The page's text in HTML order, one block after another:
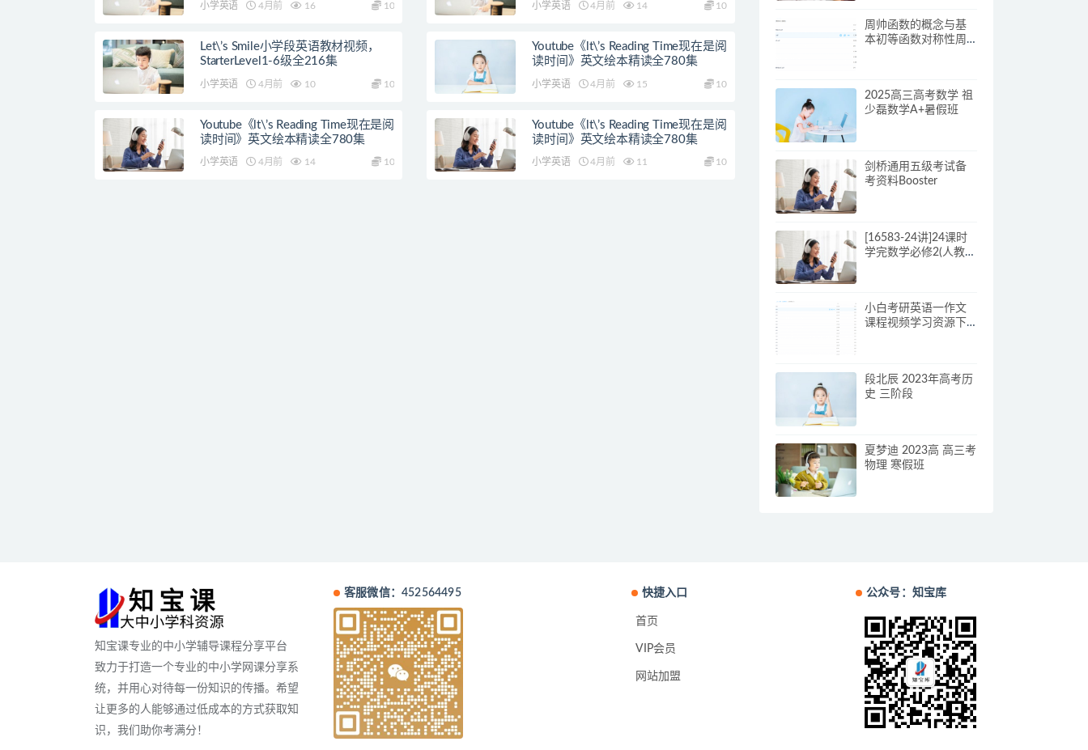
小学英语 4月前 16 10 小学英语 4月前 14 10
Let\’s Smile小学段英语教材视频，
StarterLevel1-6级全216集
小学英语 4月前 10 10
Youtube《lt\’s Reading Time现在是阅
读时间》英文绘本精读全780集
小学英语 4月前 15 10
Youtube《lt\’s Reading Time现在是阅
读时间》英文绘本精读全780集
小学英语 4月前 14 10
Youtube《lt\’s Reading Time现在是阅
读时间》英文绘本精读全780集
小学英语 4月前 11 10
周帅函数的概念与基
本初等函数对称性周
2025高三高考数学 祖
少磊数学A+暑假班
剑桥通用五级考试备
考资料Booster
[16583-24讲]24课时
学完数学必修2(人教
小白考研英语一作文
课程视频学习资源下
段北辰 2023年高考历
史 三阶段
夏梦迪 2023高 高三考
物理 寒假班
知宝课专业的中小学辅导课程分享平台
致力于打造一个专业的中小学网课分享系
统，并用心对待每一份知识的传播。希望
让更多的人能够通过低成本的方式获取知
识，我们助你考满分！
客服微信：452564495 快捷入口
首页
VIP会员
网站加盟
公众号：知宝库